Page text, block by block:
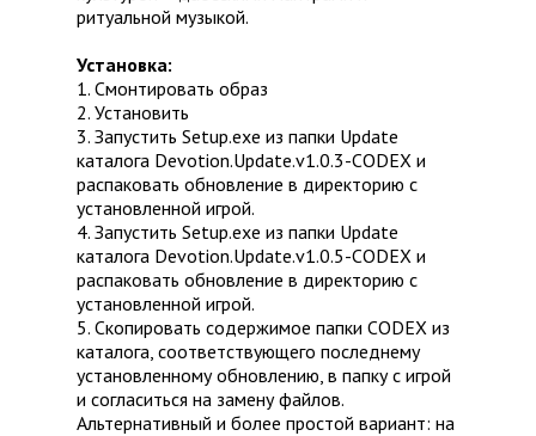
ритуальной музыкой.
Установка:
1. Смонтировать образ
2. Установить
3. Запустить Setup.exe из папки Update
каталога Devotion.Update.v1.0.3-CODEX и
распаковать обновление в директорию с
установленной игрой.
4. Запустить Setup.exe из папки Update
каталога Devotion.Update.v1.0.5-CODEX и
распаковать обновление в директорию с
установленной игрой.
5. Скопировать содержимое папки CODEX из
каталога, соответствующего последнему
установленному обновлению, в папку с игрой
и согласиться на замену файлов.
Альтернативный и более простой вариант: на